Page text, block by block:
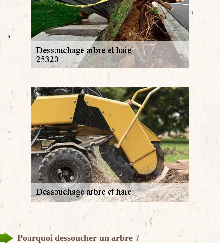
Pourquoi dessoucher un arbre ?